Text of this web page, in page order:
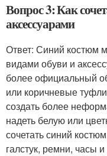
Вопрос 3: Как
аксессуарами
Ответ: Синий костюм
видами обуви и
более официальный
или коричневые
создать более
надеть белую или
сочетать синий
галстук, ремни, часы